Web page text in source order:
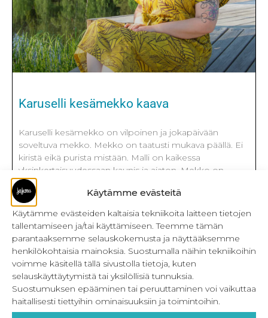
Käytämme evästeitä
Käytämme evästeiden kaltaisia tekniikoita laitteen tietojen
tallentamiseen ja/tai käyttämiseen. Teemme tämän
parantaaksemme selauskokemusta ja näyttääksemme
henkilökohtaisia mainoksia. Suostumalla näihin tekniikoihin
voimme käsitellä tällä sivustolla tietoja, kuten
selauskäyttäytymistä tai yksilöllisiä tunnuksia.
Suostumuksen epääminen tai peruuttaminen voi vaikuttaa
haitallisesti tiettyihin ominaisuuksiin ja toimintoihin.
Karuselli kesämekko kaava
Karuselli kesämekko on vilpoinen ja jokapäivään
soveltuva mekko. Mekko on taatusti mukava päällä. Ei
kiristä eikä purista mistään. Malli on kaikessa
yksinkertaisuudessaan kaunis ja ajaton. Mekko on
helppo ommeltava ja sopii hyvin myös heille, jotka
ompelevat kudotuista kankaista ensimmäistä kertaa.
Parhaimmillaan tämä mekko on ohuista ja/tai
laskeutuvista materiaaleista tehtynä.
Materiaalisuosituksia
LUE LISÄÄ »
15.6.2023